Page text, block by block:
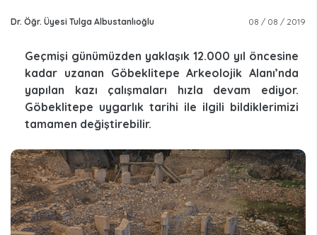
Dr. Öğr. Üyesi Tulga Albustanlıoğlu 08 / 08 / 2019
Geçmişi günümüzden yaklaşık 12.000 yıl öncesine
kadar uzanan Göbeklitepe Arkeolojik Alanı’nda
yapılan kazı çalışmaları hızla devam ediyor.
Göbeklitepe uygarlık tarihi ile ilgili bildiklerimizi
tamamen değiştirebilir.